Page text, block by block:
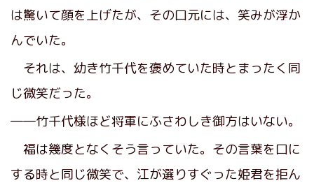
は驚いて顔を上げたが、その口元には、笑みが浮か
んでいた。
それは、幼き竹千代を褒めていた時とまったく同
じ微笑だった。
――竹千代様ほど将軍にふさわしき御方はいない。
福は幾度となくそう言っていた。その言葉を口に
する時と同じ微笑で、江が選りすぐった姫君を拒ん